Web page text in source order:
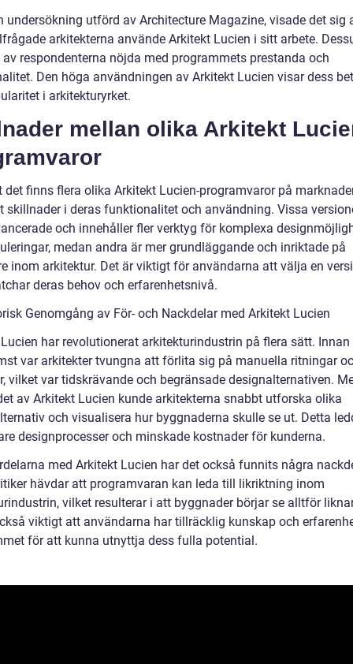
undersökning utförd av Architecture Magazine, visade det sig
arkitekterna använde Arkitekt Lucien i sitt arbete.
av respondenterna nöjda med programmets prestanda och
Den höga användningen av Arkitekt Lucien visar dess
i arkitekturyrket.
mellan olika Arkitekt
det finns flera olika Arkitekt Lucien-programvaror på
skillnader i deras funktionalitet och användning. Vissa
och innehåller fler verktyg för komplexa
medan andra är mer grundläggande och inriktade på
inom arkitektur. Det är viktigt för användarna att välja en
deras behov och erfarenhetsnivå.
Genomgång av För- och Nackdelar med Arkitekt Lucien
har revolutionerat arkitekturindustrin på flera sätt. Innan
var arkitekter tvungna att förlita sig på manuella ritningar
vilket var tidskrävande och begränsade designalternativen.
av Arkitekt Lucien kunde arkitekterna snabbt utforska olika
och visualisera hur byggnaderna skulle se ut. Detta
designprocesser och minskade kostnader för kunderna.
med Arkitekt Lucien har det också funnits några
hävdar att programvaran kan leda till likriktning inom
vilket resulterar i att byggnader börjar se alltför
viktigt att användarna har tillräcklig kunskap och
för att kunna utnyttja dess fulla potential.